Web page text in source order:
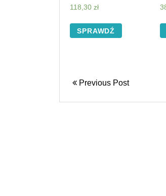
118,30 zł
SPRAWDŹ
Previous Post